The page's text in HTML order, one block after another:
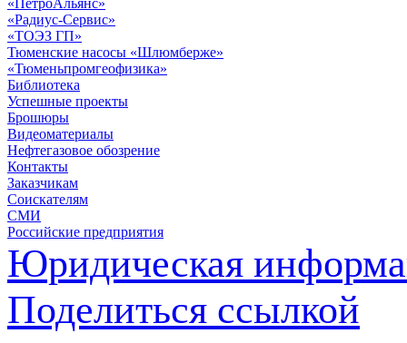
«Радиус-Сервис»
«ТОЭЗ ГП»
Тюменские насосы «Шлюмберже»
«Тюменьпромгеофизика»
Библиотека
Успешные проекты
Брошюры
Видеоматериалы
Нефтегазовое обозрение
Контакты
Заказчикам
Соискателям
СМИ
Российские предприятия
Юридическая
Поделиться ссылкой